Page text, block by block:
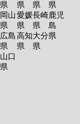
県
岡山
県
広島
県
山口
県
県
愛媛
県
高知
県
県
長崎
県
大分
県
県
鹿児
島
県